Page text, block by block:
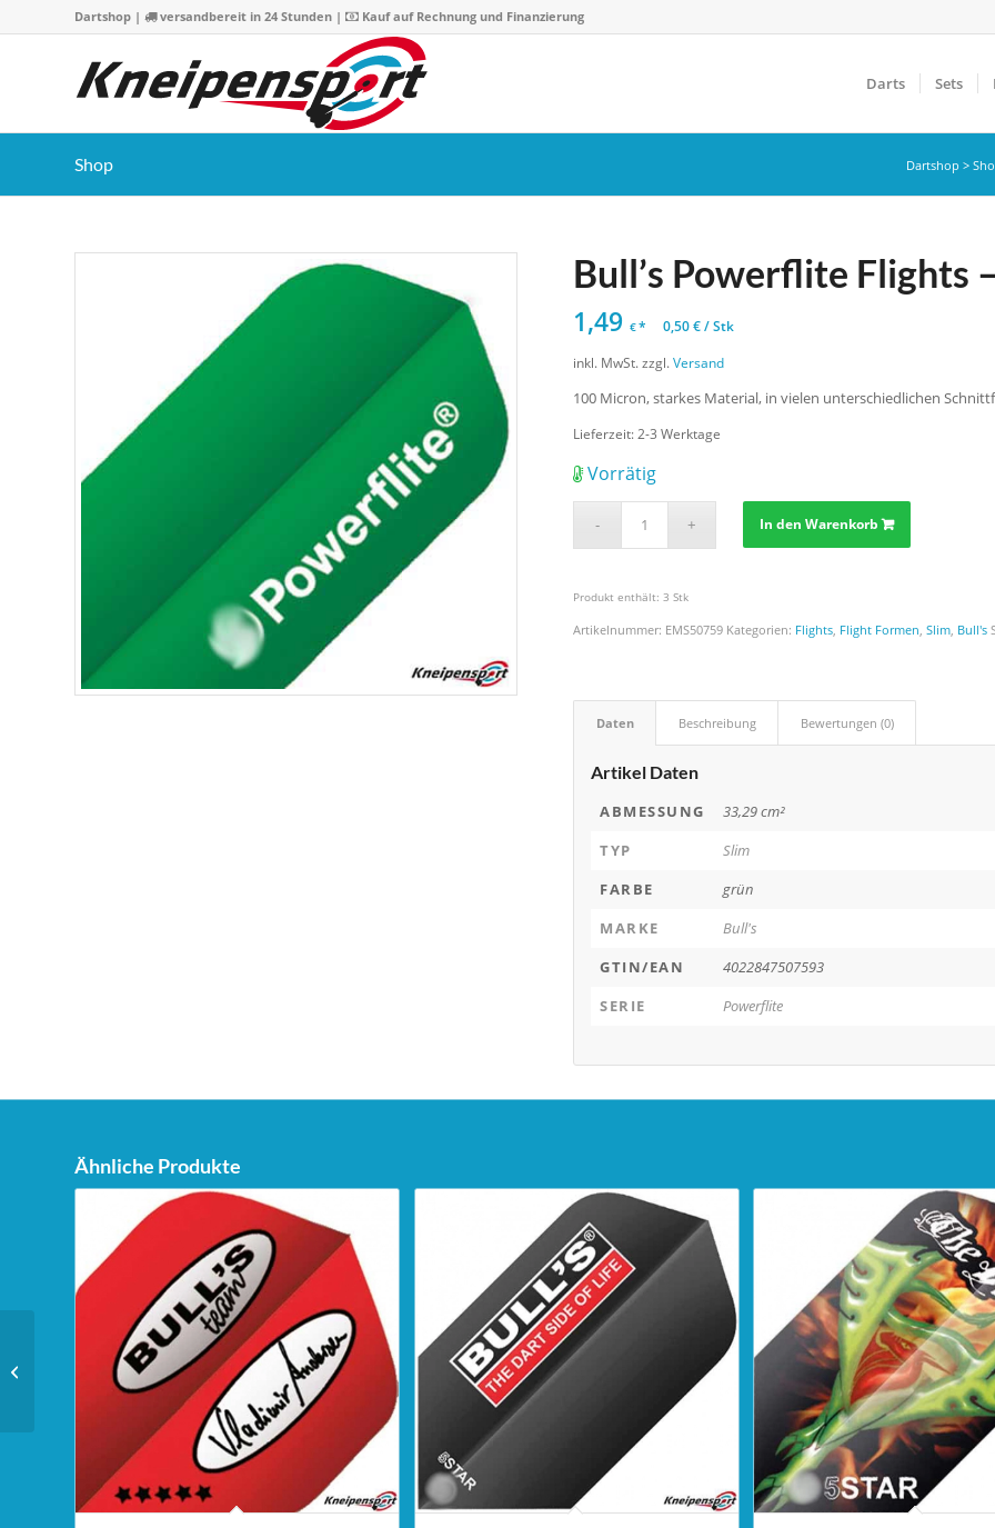
Dartshop | versandbereit in 24 Stunden | Kauf auf Rechnung und Finanzierung
Darts Sets
Shop Dartshop >
Bull’s Powerflite Flights
1,49€* 0,50€/Stk
inkl. MwSt. zzgl.Versand
100 Micron, starkes Material, in vielen unterschiedlichen
Lieferzeit: 2-3 Werktage
Vorrätig
In den Warenkorb
Produkt enthält: 3Stk
Artikelnummer: EMS50759 Kategorien: Flights Flight Formen ,Slim Bull's
Daten Beschreibung Bewertungen (0)
Artikel Daten
ABMESSUNG
33,29 cm²
TYP
Slim
FARBE
grün
MARKE
Bull's
GTIN/EAN
4022847507593
SERIE
Powerflite
Ähnliche Produkte
Bull’s Powerflite Flights
– A-Standard – weiß